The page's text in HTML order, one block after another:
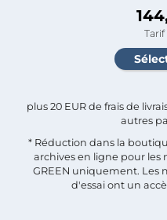
Tarif
plus 20 EUR de frais de
autres
* Réduction dans la
archives en ligne pour les
GREEN uniquement.
d'essai ont un